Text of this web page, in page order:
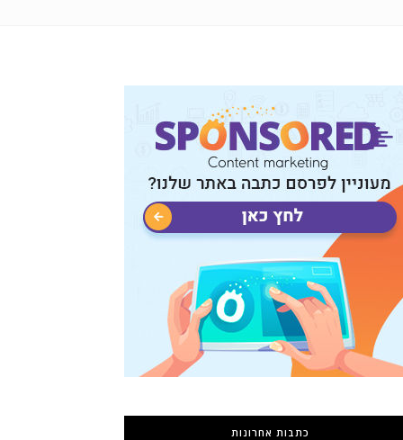
כתבות אחרונות